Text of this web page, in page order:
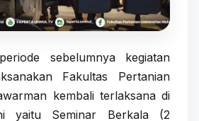
sebelumnya kegiatan
Fakultas Pertanian
kembali terlaksana di
yaitu Seminar Berkala (2